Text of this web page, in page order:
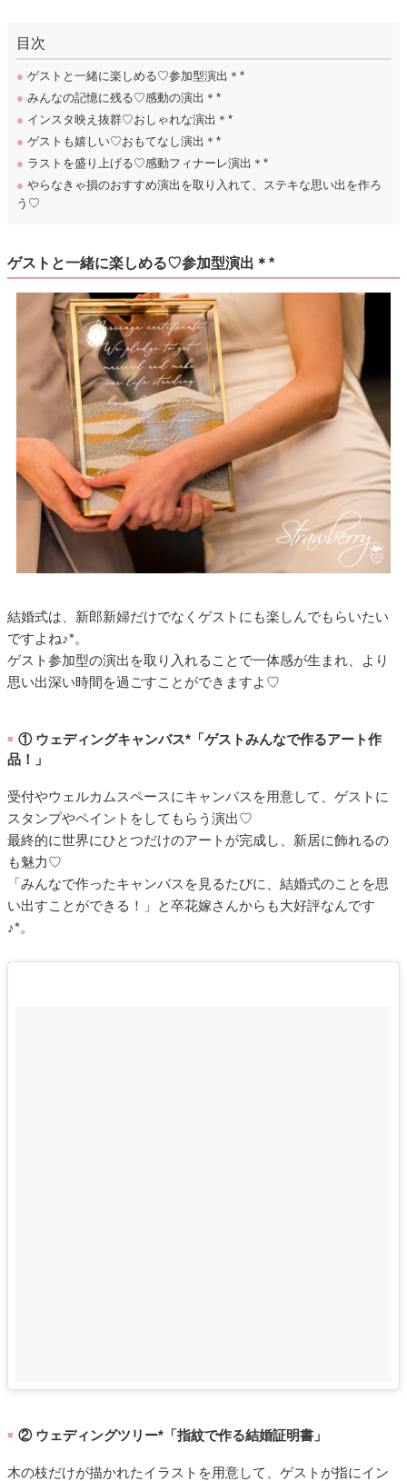
目次
● ゲストと一緒に楽しめる♡参加型演出＊*
● みんなの記憶に残る♡感動の演出＊*
● インスタ映え抜群♡おしゃれな演出＊*
● ゲストも嬉しい♡おもてなし演出＊*
● ラストを盛り上げる♡感動フィナーレ演出＊*
● やらなきゃ損のおすすめ演出を取り入れて、ステキな思い出を作ろ
う♡
ゲストと一緒に楽しめる♡参加型演出＊*
結婚式は、新郎新婦だけでなくゲストにも楽しんでもらいたい
ですよね♪*。
ゲスト参加型の演出を取り入れることで一体感が生まれ、より
思い出深い時間を過ごすことができますよ♡
■ ① ウェディングキャンバス*「ゲストみんなで作るアート作
品！」
受付やウェルカムスペースにキャンバスを用意して、ゲストに
スタンプやペイントをしてもらう演出♡
最終的に世界にひとつだけのアートが完成し、新居に飾れるの
も魅力♡
「みんなで作ったキャンバスを見るたびに、結婚式のことを思
い出すことができる！」と卒花嫁さんからも大好評なんです
♪*。
■ ② ウェディングツリー*「指紋で作る結婚証明書」
木の枝だけが描かれたイラストを用意して、ゲストが指にイン